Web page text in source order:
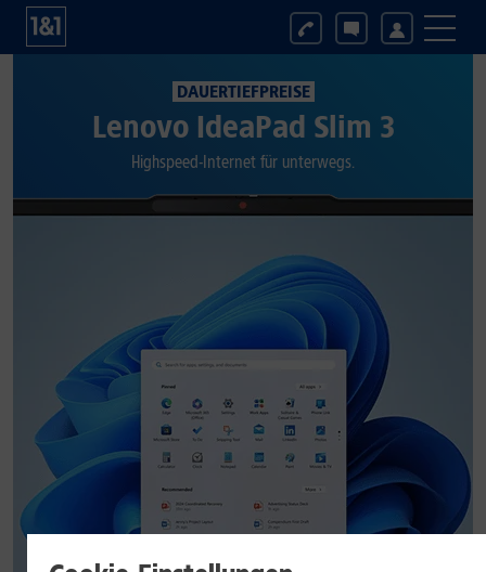
DAUERTIEFPREISE
Lenovo IdeaPad Slim 3
Highspeed-Internet für unterwegs.